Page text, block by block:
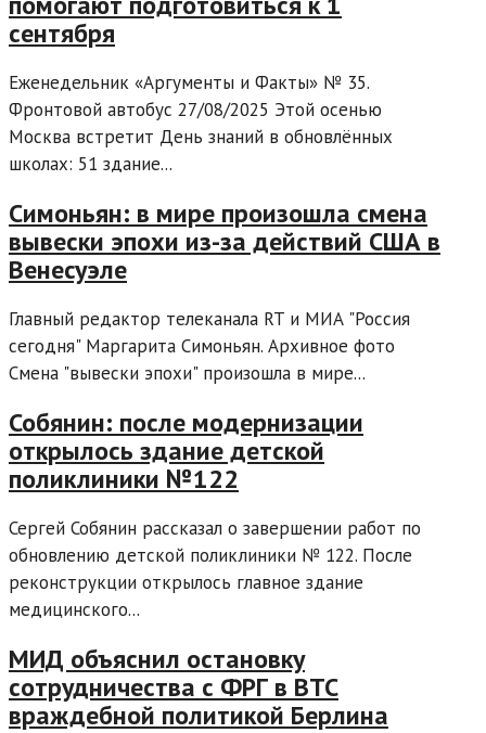
сентября
Еженедельник «Аргументы и Факты» № 35.
Фронтовой автобус 27/08/2025 Этой осенью
Москва встретит День знаний в обновлённых
школах: 51 здание...
Симоньян: в мире произошла смена
вывески эпохи из-за действий США в
Венесуэле
Главный редактор телеканала RT и МИА "Россия
сегодня" Маргарита Симоньян. Архивное фото
Смена "вывески эпохи" произошла в мире...
Собянин: после модернизации
открылось здание детской
поликлиники №122
Сергей Собянин рассказал о завершении работ по
обновлению детской поликлиники № 122. После
реконструкции открылось главное здание
медицинского...
МИД объяснил остановку
сотрудничества с ФРГ в ВТС
враждебной политикой Берлина